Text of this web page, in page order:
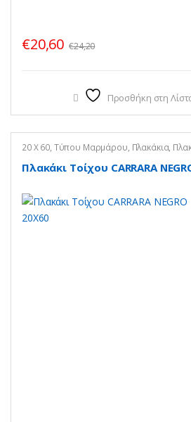
€20,60 €24,20
Προσθήκη στη
20 X 60, Τύπου Μαρμάρου, Πλακάκια,
Πλακάκι Τοίχου CARRARA